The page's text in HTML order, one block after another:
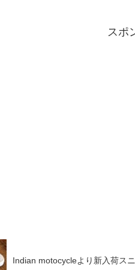
スポ
Indian motocycleより新入荷ス